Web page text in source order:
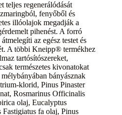
teljes regenerálódását
fenyőből és
illóolajok megadják a
pihenést. A forró
az egész testet és
A többi Kneipp® termékhez
tartósítószereket,
természetes kivonatokat
bányásznak
klorid, Pinus Pinaster
Rosmarinus Officinalis
olaj, Eucalyptus
fa olaj, Pinus